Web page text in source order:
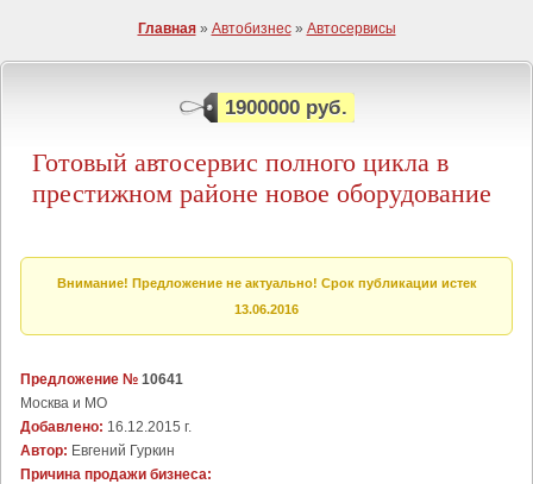
Главная» Автобизнес» Автосервисы
1900000 руб.
Готовый автосервис полного цикла в
престижном районе новое оборудование
Внимание! Предложение не актуально! Срок публикации истек
13.06.2016
Предложение № 10641
Москва и МО
Добавлено: 16.12.2015 г.
Автор: Евгений Гуркин
Причина продажи бизнеса: